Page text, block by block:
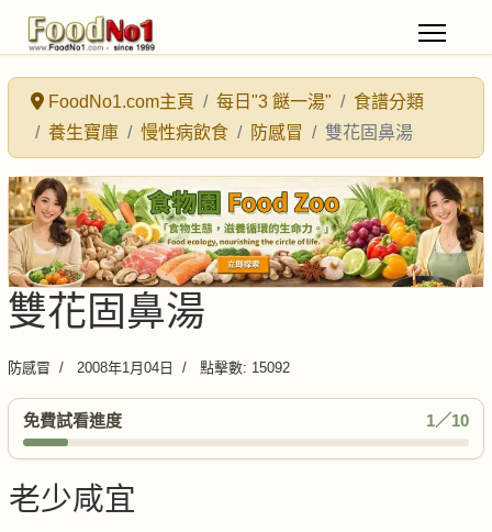
FoodNo1.com主頁 每日"3 餸一湯"
食譜分類
養生寶庫
慢性病飲食 防感冒 雙花固鼻湯
雙花固鼻湯
防感冒 2008年1月04日 點擊數: 15092
免費試看進度 1／10
老少咸宜